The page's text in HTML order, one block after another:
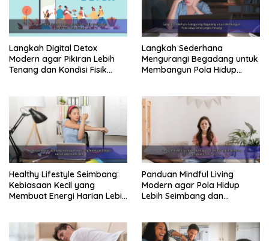
Langkah Digital Detox
Modern agar Pikiran Lebih
Tenang dan Kondisi Fisik
Langkah Sederhana
Mengurangi Begadang untuk
Membangun Pola Hidup
Healthy Lifestyle Seimbang:
Kebiasaan Kecil yang
Membuat Energi Harian Lebih
Panduan Mindful Living
Modern agar Pola Hidup
Lebih Seimbang dan